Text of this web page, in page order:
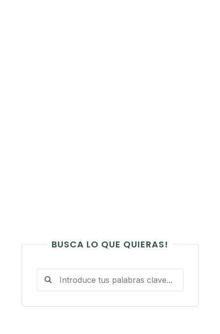
BUSCA LO QUE QUIERAS!